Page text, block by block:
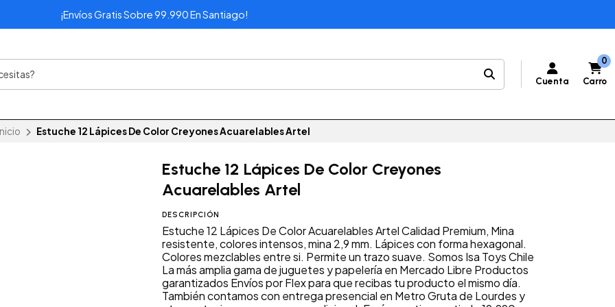
¡Envíos Gratis Sobre 99.990 En Santiago!
Cuenta
0
Carro
Estuche 12 Lápices De Color Creyones Acuarelables Artel
Estuche 12 Lápices De Color Creyones
Acuarelables Artel
DESCRIPCIÓN
Estuche 12 Lápices De Color Acuarelables Artel Calidad Premium, Mina
resistente, colores intensos, mina 2,9 mm. Lápices con forma hexagonal.
Colores mezclables entre si. Permite un trazo suave. Somos Isa Toys Chile
La más amplia gama de juguetes y papelería en Mercado Libre Productos
garantizados Envíos por Flex para que recibas tu producto el mismo día.
También contamos con entrega presencial en Metro Gruta de Lourdes y